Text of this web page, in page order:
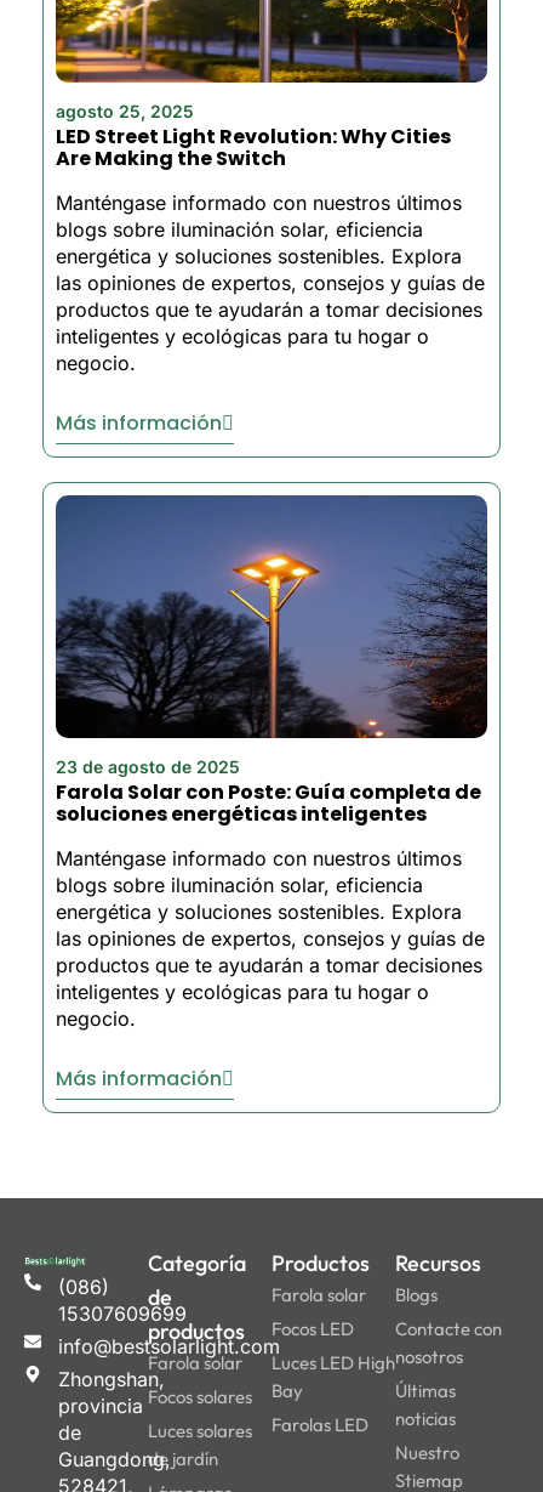
agosto 25, 2025
LED Street Light Revolution: Why Cities
Are Making the Switch
Manténgase informado con nuestros últimos
blogs sobre iluminación solar, eficiencia
energética y soluciones sostenibles. Explora
las opiniones de expertos, consejos y guías de
productos que te ayudarán a tomar decisiones
inteligentes y ecológicas para tu hogar o
negocio.
Más información
23 de agosto de 2025
Farola Solar con Poste: Guía completa de
soluciones energéticas inteligentes
Manténgase informado con nuestros últimos
blogs sobre iluminación solar, eficiencia
energética y soluciones sostenibles. Explora
las opiniones de expertos, consejos y guías de
productos que te ayudarán a tomar decisiones
inteligentes y ecológicas para tu hogar o
negocio.
Más información
(086)
15307609699
info@bestsolarlight.com
Zhongshan,
provincia
de
Guangdong,
528421,
Categoría
de
productos
Farola solar
Focos solares
Luces solares
de jardín
Productos
Farola solar
Focos LED
Luces LED High
Bay
Farolas LED
Recursos
Blogs
Contacte con
nosotros
Últimas
noticias
Nuestro
Stiemap